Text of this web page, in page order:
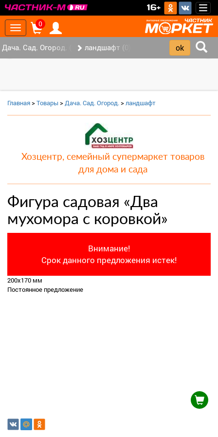
16+
Toggle
navigation
0
Дача. Сад. Огород. (2) ландшафт (0)
Главная>Товары >Дача. Сад. Огород.>ландшафт
Хозцентр, семейный супермаркет товаров
для дома и сада
Фигура садовая «Два
мухомора с коровкой»
Внимание!
Срок данного предложения истек!
200х170 мм
Постоянное предложение
‹ ›